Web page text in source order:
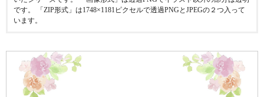
です。 「ZIP形式」は1748×1181ピクセルで透過PNGとJPEGの２つ入って
います。